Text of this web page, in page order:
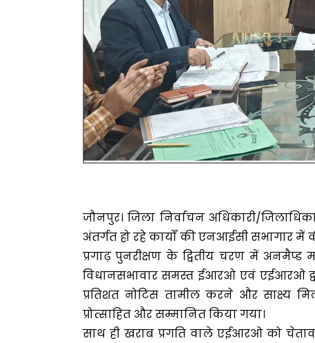
जौनपुर। जिला निर्वाचन अधिकारी/
अंतर्गत हो रहे कार्यों की एनआईसी सभागार में
प्रगाढ़ पुनरीक्षण के द्वितीय चरण में
विधानसभावार समस्त ईआरओ एवं एईआरओ
प्रतिशत नोटिस तामील करने और साक्ष्य
प्रोत्साहित और सम्मानित किया गया।
साथ ही खराब प्रगति वाले एईआरओ को